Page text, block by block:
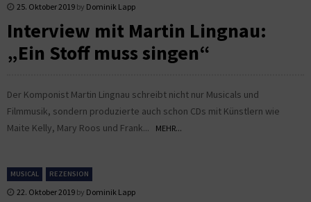
25. Oktober 2019 by Dominik Lapp
Interview mit Martin Lingnau:
„Ein Stoff muss singen“
Der Komponist Martin Lingnau schreibt nicht nur Musicals und
Filmmusik, sondern produzierte auch schon CDs mit Künstlern wie
Maite Kelly, Mary Roos und Frank...
MEHR...
MUSICAL REZENSION
22. Oktober 2019 by Dominik Lapp